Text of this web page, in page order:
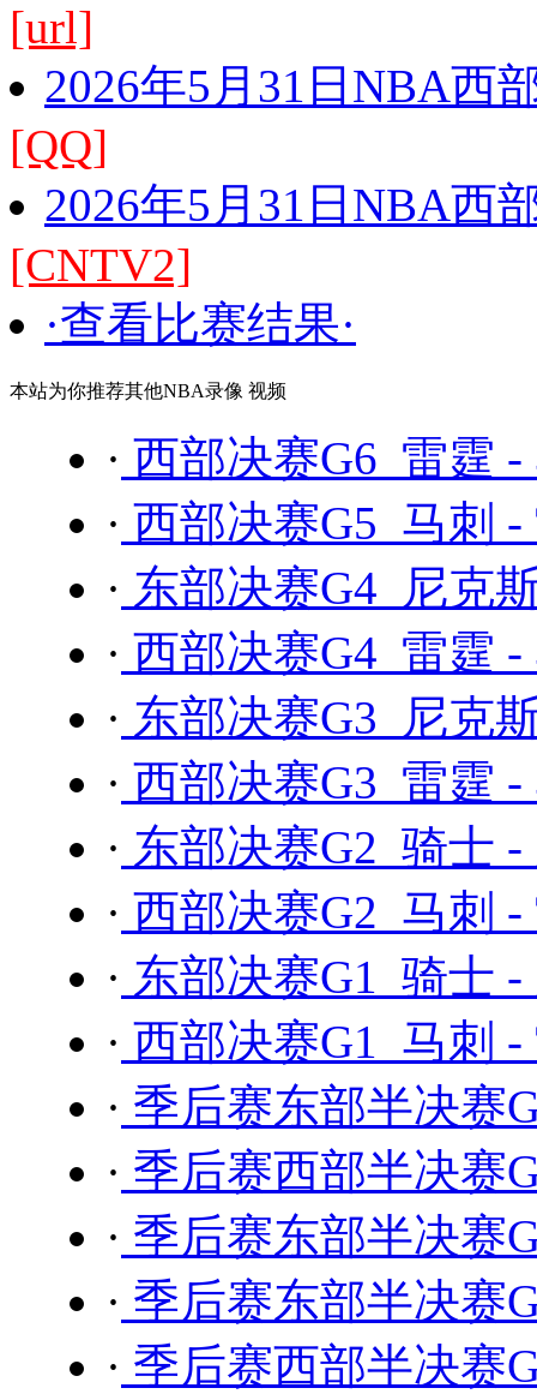
[url]
2026年5月31日NBA西
[QQ]
2026年5月31日NBA西
[CNTV2]
·查看比赛结果·
本站为你推荐其他NBA录像 视频
· 西部决赛G6 雷霆
· 西部决赛G5 马刺
· 东部决赛G4 尼克
· 西部决赛G4 雷霆
· 东部决赛G3 尼克
· 西部决赛G3 雷霆
· 东部决赛G2 骑士
· 西部决赛G2 马刺
· 东部决赛G1 骑士
· 西部决赛G1 马刺
· 季后赛东部半决赛
· 季后赛西部半决赛
· 季后赛东部半决赛
· 季后赛东部半决赛
· 季后赛西部半决赛